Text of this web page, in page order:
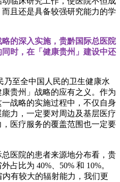
且还是具备较强研究能力的学
的深入实施，贵黔国际总医院
时，在「健康贵州」建设中还
乃至全中国人民的卫生健康水
贵州」战略的应有之义。作为
战略的实施过程中，不仅自身
力，一定要对周边及基层医疗
医疗服务的覆盖范围也一定要
医院的患者来源地分布看，贵
占比为 40%、50% 和 10%。
有较大的辐射能力，我们更